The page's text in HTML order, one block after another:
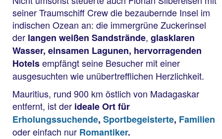
seiner Traumschiff Crew die bezaubernde Insel im
indischen Ozean an: die immergrüne Zuckerinsel
der langen weißen Sandstrände, glasklaren
Wasser, einsamen Lagunen, hervorragenden
Hotelsempfängt seine Besucher mit einer
ausgesuchten wie unübertrefflichen Herzlichkeit.
Mauritius, rund 900 km östlich von Madagaskar
entfernt, ist der ideale Ort für
Erholungssuchende, Sportbegeisterte, Familien
oder einfach nur Romantiker.